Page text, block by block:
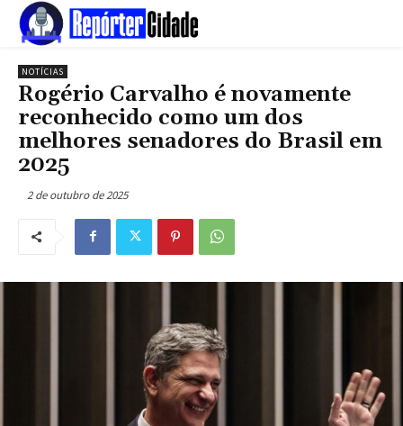
NOTÍCIAS
Rogério Carvalho é novamente
reconhecido como um dos
melhores senadores do Brasil em
2025
2 de outubro de 2025